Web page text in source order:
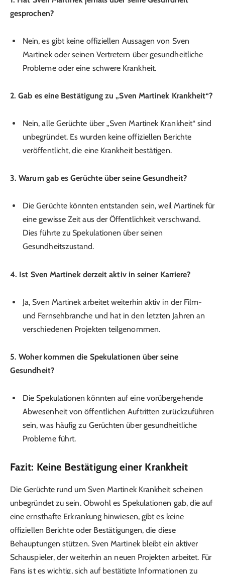
gesprochen?
Nein, es gibt keine offiziellen Aussagen von Sven
Martinek oder seinen Vertretern über gesundheitliche
Probleme oder eine schwere Krankheit.
2. Gab es eine Bestätigung zu „Sven Martinek Krankheit“?
Nein, alle Gerüchte über „Sven Martinek Krankheit“ sind
unbegründet. Es wurden keine offiziellen Berichte
veröffentlicht, die eine Krankheit bestätigen.
3. Warum gab es Gerüchte über seine Gesundheit?
Die Gerüchte könnten entstanden sein, weil Martinek für
eine gewisse Zeit aus der Öffentlichkeit verschwand.
Dies führte zu Spekulationen über seinen
Gesundheitszustand.
4. Ist Sven Martinek derzeit aktiv in seiner Karriere?
Ja, Sven Martinek arbeitet weiterhin aktiv in der Film-
und Fernsehbranche und hat in den letzten Jahren an
verschiedenen Projekten teilgenommen.
5. Woher kommen die Spekulationen über seine
Gesundheit?
Die Spekulationen könnten auf eine vorübergehende
Abwesenheit von öffentlichen Auftritten zurückzuführen
sein, was häufig zu Gerüchten über gesundheitliche
Probleme führt.
Fazit: Keine Bestätigung einer Krankheit
Die Gerüchte rund um Sven Martinek Krankheit scheinen
unbegründet zu sein. Obwohl es Spekulationen gab, die auf
eine ernsthafte Erkrankung hinwiesen, gibt es keine
offiziellen Berichte oder Bestätigungen, die diese
Behauptungen stützen. Sven Martinek bleibt ein aktiver
Schauspieler, der weiterhin an neuen Projekten arbeitet. Für
Fans ist es wichtig, sich auf bestätigte Informationen zu